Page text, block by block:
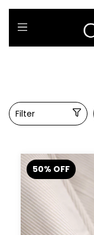
Filter
50% OFF